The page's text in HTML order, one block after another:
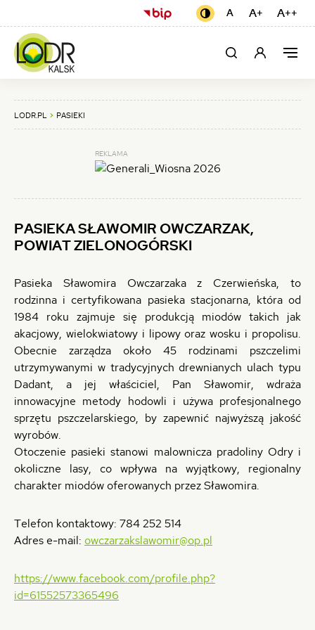
SŁAWOMIR
OWCZARZAK,
POWIAT
ZIELONOGÓRSKI
ROLNICZEGO
KALSKU
(otwiera
się
USTAWIENIA
Kontrast
czarno-
żółty
A Czcionka
domyślna
A+ Czcionka
większa
A++
Menu
SzukajMoje
LODR.PL PASIEKI
REKLAMA
PASIEKA SŁAWOMIR OWCZARZAK,
POWIAT ZIELONOGÓRSKI
Pasieka Sławomira Owczarzaka z Czerwieńska, to
rodzinna i certyfikowana pasieka stacjonarna, która od
1984 roku zajmuje się produkcją miodów takich jak
akacjowy, wielokwiatowy i lipowy oraz wosku i propolisu.
Obecnie zarządza około 45 rodzinami pszczelimi
utrzymywanymi w tradycyjnych drewnianych ulach typu
Dadant, a jej właściciel, Pan Sławomir, wdraża
innowacyjne metody hodowli i używa profesjonalnego
sprzętu pszczelarskiego, by zapewnić najwyższą jakość
wyrobów.
Otoczenie pasieki stanowi malownicza pradoliny Odry i
okoliczne lasy, co wpływa na wyjątkowy, regionalny
charakter miodów oferowanych przez Sławomira.
Telefon kontaktowy: 784 252 514
Adres e-mail: owczarzakslawomir@op.pl
https://www.facebook.com/profile.php?
id=61552573365496